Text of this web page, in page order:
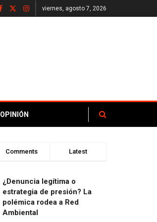
viernes, agosto 7, 2026
OPINIÓN
Comments Latest
¿Denuncia legítima o
estrategia de presión? La
polémica rodea a Red
Ambiental